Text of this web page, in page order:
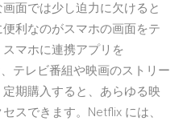
面では少し迫力に欠けると
利なのがスマホの画面をテ
マホに連携アプリを
テレビ番組や映画のストリー
期購入すると、あらゆる映
スできます。Netflix には、